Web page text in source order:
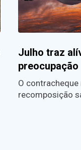
Julho traz
preocupação
O
recomposição